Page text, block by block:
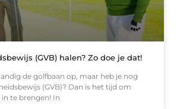
(GVB) halen? Zo doe je dat!
de golfbaan op, maar heb je nog
(GVB)? Dan is het tijd om
te brengen! In